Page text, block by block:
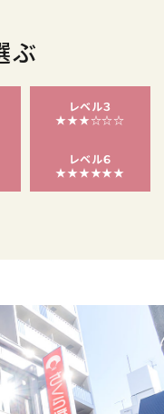
ぶ
レベル３
★★★☆☆☆
レベル６
★★★★★★